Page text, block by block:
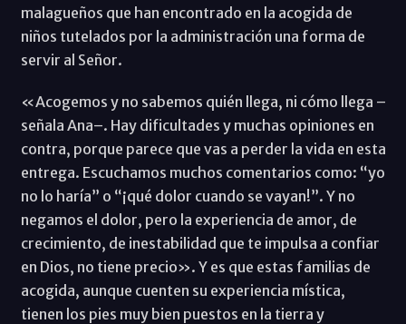
malagueños que han encontrado en la acogida de
niños tutelados por la administración una forma de
servir al Señor.
«Acogemos y no sabemos quién llega, ni cómo llega –
señala Ana–. Hay dificultades y muchas opiniones en
contra, porque parece que vas a perder la vida en esta
entrega. Escuchamos muchos comentarios como: “yo
no lo haría” o “¡qué dolor cuando se vayan!”. Y no
negamos el dolor, pero la experiencia de amor, de
crecimiento, de inestabilidad que te impulsa a confiar
en Dios, no tiene precio». Y es que estas familias de
acogida, aunque cuenten su experiencia mística,
tienen los pies muy bien puestos en la tierra y